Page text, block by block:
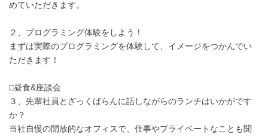
めていただきます。
２、プログラミング体験をしよう！
まずは実際のプログラミングを体験して、イメージをつかんでい
ただきます！
□昼食&座談会
３、先輩社員とざっくばらんに話しながらのランチはいかがです
か？
当社自慢の開放的なオフィスで、仕事やプライベートなことも聞